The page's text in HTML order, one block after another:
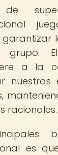
a la
nuestras
racionales.
es